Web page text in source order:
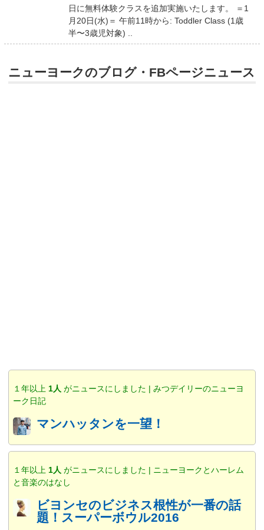
日に無料体験クラスを追加実施いたします。 ＝1
月20日(水)＝ 午前11時から: Toddler Class (1歳
半〜3歳児対象) ..
ニューヨークのブログ・FBページニュース
１年以上 1人 がニュースにしました | みつデイリーのニューヨ
ーク日記
マンハッタンを一望！
１年以上 1人 がニュースにしました | ニューヨークとハーレム
と音楽のはなし
ビヨンセのビジネス根性が一番の話
題！スーパーボウル2016